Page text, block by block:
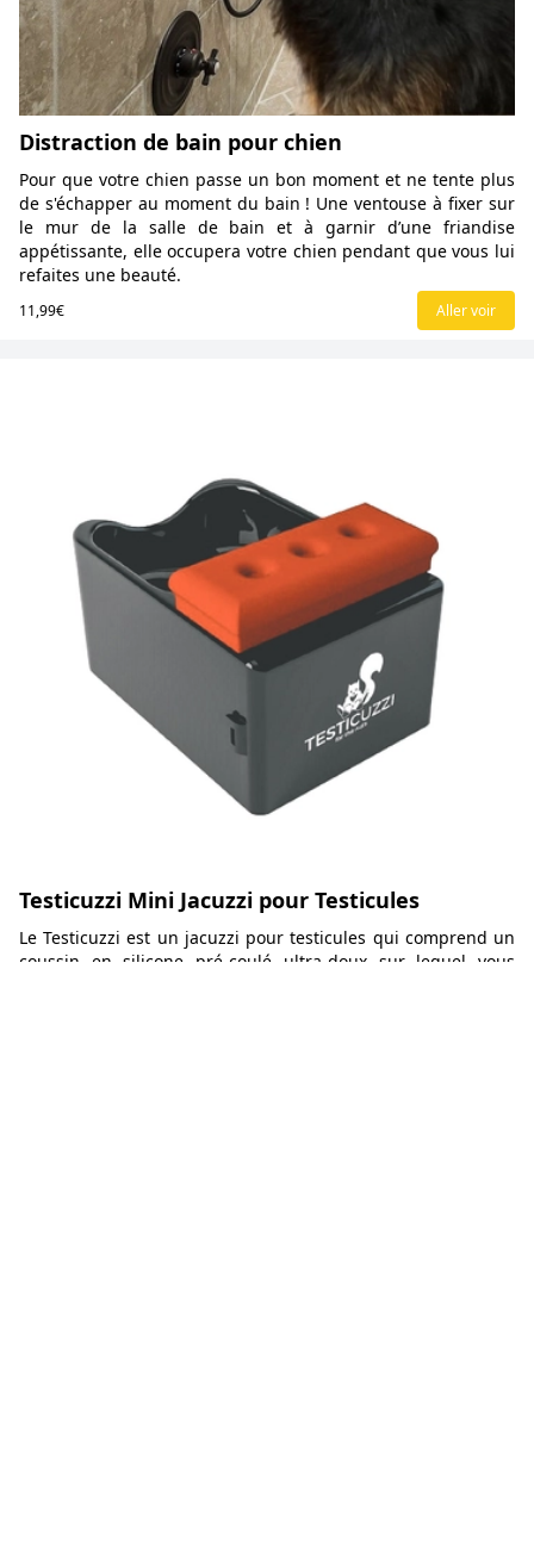
Distraction de bain pour chien
Pour que votre chien passe un bon moment et ne tente plus
de s'échapper au moment du bain ! Une ventouse à fixer sur
le mur de la salle de bain et à garnir d’une friandise
appétissante, elle occupera votre chien pendant que vous lui
refaites une beauté.
11,99€ Aller voir
Testicuzzi Mini Jacuzzi pour Testicules
Le Testicuzzi est un jacuzzi pour testicules qui comprend un
coussin en silicone pré-coulé ultra-doux sur lequel vous